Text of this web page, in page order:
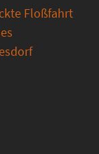
Floßfahrt